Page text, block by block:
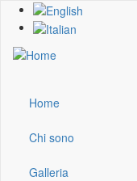
Skip
content
Main
navigation
Home
Chi sono
Galleria